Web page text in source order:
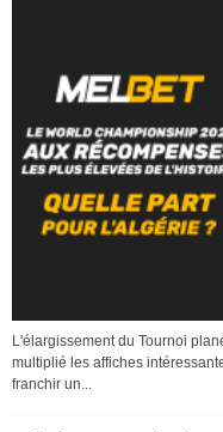
L'élargissement du Tournoi
multiplié les affiches
franchir un...